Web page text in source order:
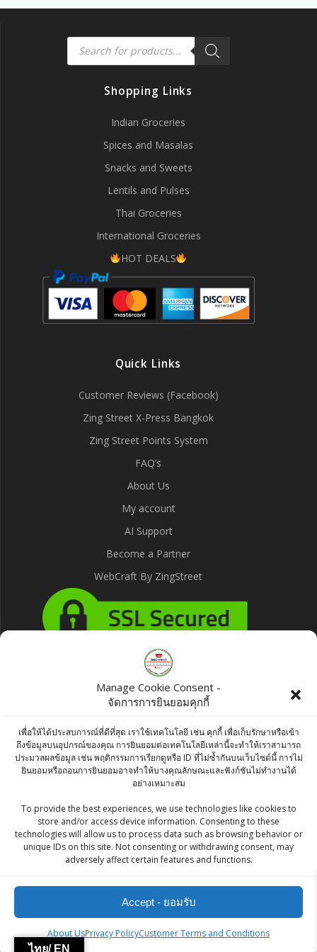
Manage Cookie Consent -
จัดการการยินยอมคุกกี้
เพื่อให้ได้ประสบการณ์ที่ดีที่สุด เราใช้เทคโนโลยี เช่น คุกกี้ เพื่อเก็บรักษาหรือเข้า
ถึงข้อมูลบนอุปกรณ์ของคุณ การยินยอมต่อเทคโนโลยีเหล่านี้จะทำให้เราสามารถ
ประมวลผลข้อมูล เช่น พฤติกรรมการเรียกดูหรือ ID ที่ไม่ซ้ำกันบนเว็บไซต์นี้ การไม่
ยินยอมหรือถอนการยินยอมอาจทำให้บางคุณลักษณะและฟังก์ชันไม่ทำงานได้
อย่างเหมาะสม
To provide the best experiences, we use technologies like cookies to
store and/or access device information. Consenting to these
technologies will allow us to process data such as browsing behavior or
unique IDs on this site. Not consenting or withdrawing consent, may
adversely affect certain features and functions.
Accept - ยอมรับ
About UsPrivacy PolicyCustomer Terms and Conditions
Products
search
Shopping Links
Indian Groceries
Spices and Masalas
Snacks and Sweets
Lentils and Pulses
Thai Groceries
International Groceries
HOT DEALS
Quick Links
Customer Reviews (Facebook)
Zing Street X-Press Bangkok
Zing Street Points System
FAQ’s
About Us
My account
AI Support
Become a Partner
WebCraft By ZingStreet
Products
฿95.00 Original
price
was:
฿95.00.
฿90.25Current
price
is:
฿90.25.
KC GRAM FLOUR / BESAN / แป้งเบซัน - 500 g
53.00
Fresh Malai Paneer 1 Kg
฿300.00
ZingStreet Co.,Ltd
ไทย/ EN